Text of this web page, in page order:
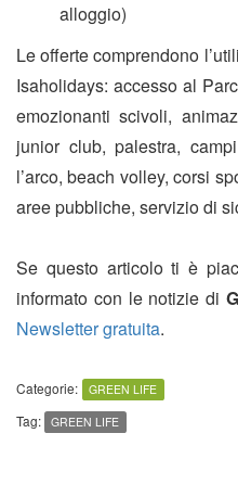
alloggio)
Le offerte comprendono
Isaholidays: accesso al
emozionanti scivoli,
junior club, palestra,
l’arco, beach volley, corsi
aree pubbliche, servizio di
Se questo articolo ti è
informato con le notizie di
Newsletter gratuita.
Categorie: GREEN LIFE
Tag: GREEN LIFE